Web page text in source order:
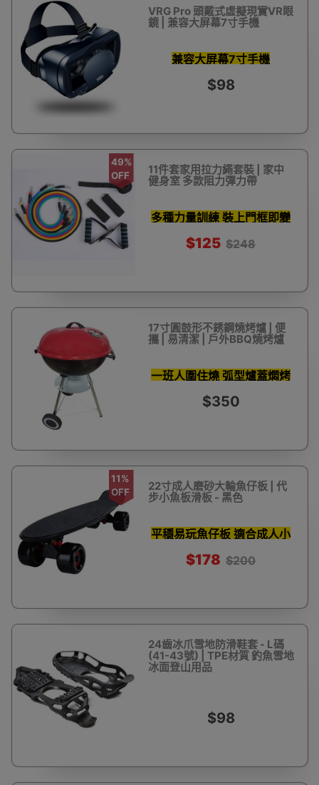
VRG Pro 頭戴式虛擬現實VR眼
鏡 | 兼容大屏幕7寸手機
兼容大屏幕7寸手機
$98
49%
OFF
11件套家用拉力繩套裝 | 家中
健身室 多款阻力彈力帶
多種力量訓練 裝上門框即變
重訓健身器材
$125 $248
17寸圓鼓形不銹鋼燒烤爐 | 便
攜 | 易清潔 | 戶外BBQ燒烤爐
一班人圍住燒 弧型爐蓋燜烤
鎖住肉汁
$350
11%
OFF
22寸成人磨砂大輪魚仔板 | 代
步小魚板滑板 - 黑色
平穩易玩魚仔板 適合成人小
$178 $200
24齒冰爪雪地防滑鞋套 - L碼
(41-43號) | TPE材質 釣魚雪地
冰面登山用品
$98